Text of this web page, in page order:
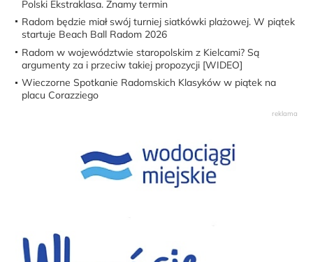
Polski Ekstraklasa. Znamy termin
Radom będzie miał swój turniej siatkówki plażowej. W piątek
startuje Beach Ball Radom 2026
Radom w województwie staropolskim z Kielcami? Są
argumenty za i przeciw takiej propozycji [WIDEO]
Wieczorne Spotkanie Radomskich Klasyków w piątek na
placu Corazziego